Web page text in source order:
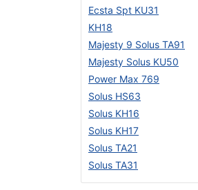
Ecsta Spt KU31
KH18
Majesty 9 Solus TA91
Majesty Solus KU50
Power Max 769
Solus HS63
Solus KH16
Solus KH17
Solus TA21
Solus TA31